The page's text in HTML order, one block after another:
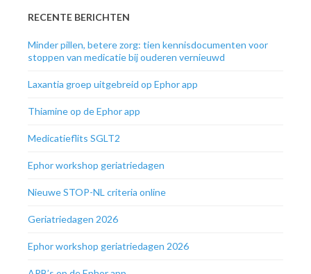
RECENTE BERICHTEN
Minder pillen, betere zorg: tien kennisdocumenten voor
stoppen van medicatie bij ouderen vernieuwd
Laxantia groep uitgebreid op Ephor app
Thiamine op de Ephor app
Medicatieflits SGLT2
Ephor workshop geriatriedagen
Nieuwe STOP-NL criteria online
Geriatriedagen 2026
Ephor workshop geriatriedagen 2026